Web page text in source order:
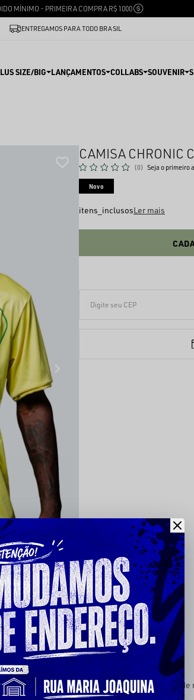
MÍNIMO - PRIMEIRA COMPRA R$ 1000
ENTREGAMOS PARA TODO BRASIL
SIZE/BIG LANÇAMENTOS COLLABS SOUVENIR
CAMISA CHRONIC
(0) Seja o primeiro
Novo
itens_inclusosLer mais
de rua — número, símbolo e